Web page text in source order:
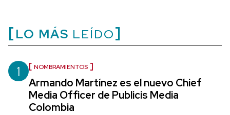
LO MÁS LEÍDO
1 NOMBRAMIENTOS
Armando Martínez es el nuevo Chief
Media Officer de Publicis Media
Colombia